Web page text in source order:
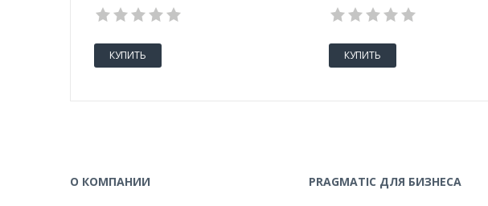
КУПИТЬ КУПИТЬ
О КОМПАНИИ PRAGMATIC ДЛЯ БИЗНЕСА